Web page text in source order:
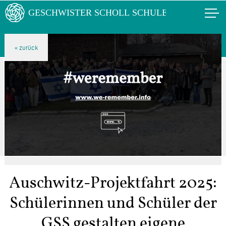
Auschwitz-Projektfahrt 2025:
Schülerinnen und Schüler der